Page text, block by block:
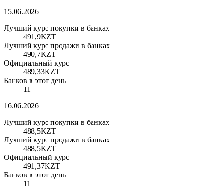
15.06.2026
Лучший курс покупки в банках
491,9KZT
Лучший курс продажи в банках
490,7KZT
Официальный курс
489,33KZT
Банков в этот день
11
16.06.2026
Лучший курс покупки в банках
488,5KZT
Лучший курс продажи в банках
488,5KZT
Официальный курс
491,37KZT
Банков в этот день
11